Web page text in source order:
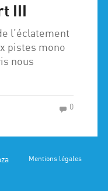
III
l’éclatement
pistes mono
nous
0
Mentions légales